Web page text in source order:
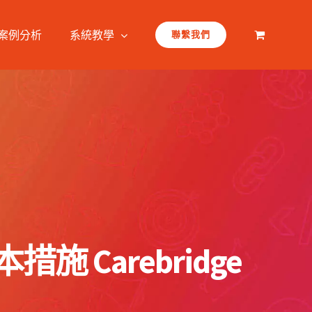
例分析 系統教學 聯繫我們
措施 Carebridge